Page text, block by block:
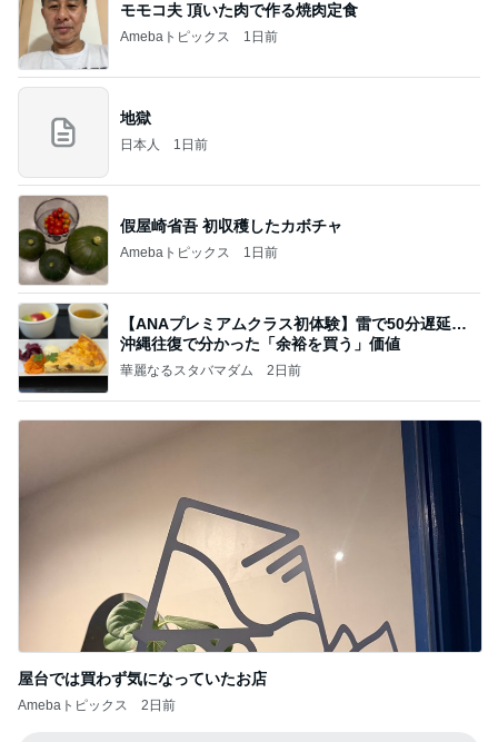
モモコ夫 頂いた肉で作る焼肉定食
Amebaトピックス 1日前
地獄
日本人 1日前
假屋崎省吾 初収穫したカボチャ
Amebaトピックス 1日前
【ANAプレミアムクラス初体験】雷で50分遅延…
沖縄往復で分かった「余裕を買う」価値
華麗なるスタバマダム 2日前
屋台では買わず気になっていたお店
Amebaトピックス 2日前